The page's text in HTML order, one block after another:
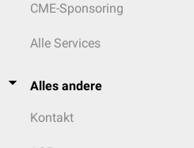
CME-Sponsoring
Alle Services
Alles andere
Kontakt